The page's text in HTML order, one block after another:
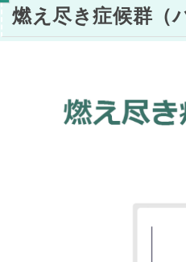
燃え尽き症候群（